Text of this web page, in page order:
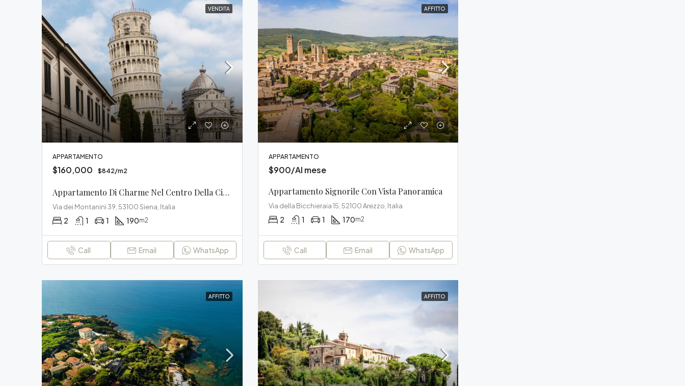
VENDITA
APPARTAMENTO
$160,000 $842/m2
Appartamento Di Charme Nel Centro Della Città
Via dei Montanini 39, 53100 Siena, Italia
2 1 1 190m2
Call Email WhatsApp
AFFITTO
APPARTAMENTO
$900/Al mese
Appartamento Signorile Con Vista Panoramica
Via della Bicchieraia 15, 52100 Arezzo, Italia
2 1 1 170m2
Call Email WhatsApp
AFFITTO AFFITTO